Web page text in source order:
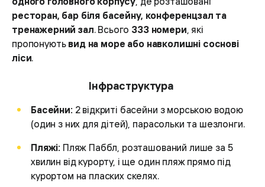
ресторан, бар біля басейну, конференцзал та
тренажерний зал. Всього 333 номери , які
пропонуютьвид на море або навколишні соснові
ліси.
Інфраструктура
Басейни: 2 відкриті басейни з морською водою
(один з них для дітей), парасольки та шезлонги.
Пляжі: Пляж Паббл, розташований лише за 5
хвилин від курорту, і ще один пляж прямо під
курортом на пласких скелях.